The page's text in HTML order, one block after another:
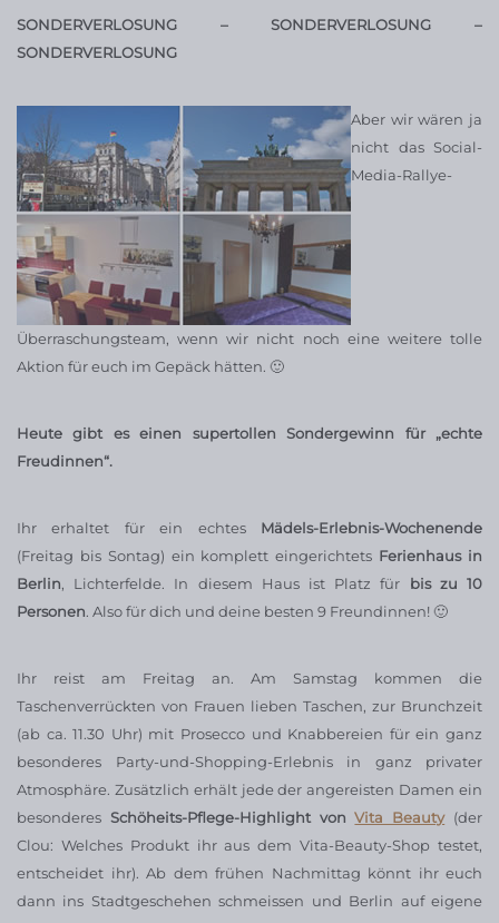
SONDERVERLOSUNG – SONDERVERLOSUNG –
SONDERVERLOSUNG
Aber wir wären ja
nicht das Social-
Media-Rallye-
Überraschungsteam, wenn wir nicht noch eine weitere tolle
Aktion für euch im Gepäck hätten. 🙂
Heute gibt es einen supertollen Sondergewinn für „echte
Freudinnen“.
Ihr erhaltet für ein echtes Mädels-Erlebnis-Wochenende
(Freitag bis Sontag) ein komplett eingerichtets Ferienhaus in
Berlin, Lichterfelde. In diesem Haus ist Platz für bis zu 10
Personen. Also für dich und deine besten 9 Freundinnen! 🙂
Ihr reist am Freitag an. Am Samstag kommen die
Taschenverrückten von Frauen lieben Taschen, zur Brunchzeit
(ab ca. 11.30 Uhr) mit Prosecco und Knabbereien für ein ganz
besonderes Party-und-Shopping-Erlebnis in ganz privater
Atmosphäre. Zusätzlich erhält jede der angereisten Damen ein
besonderes Schöheits-Pflege-Highlight vonVita Beauty(der
Clou: Welches Produkt ihr aus dem Vita-Beauty-Shop testet,
entscheidet ihr). Ab dem frühen Nachmittag könnt ihr euch
dann ins Stadtgeschehen schmeissen und Berlin auf eigene